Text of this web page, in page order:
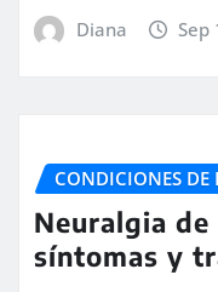
Diana Sep
CONDICIONES DE
Neuralgia
síntomas y